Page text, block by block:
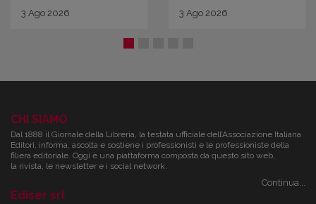
3 Ago 2026 3 Ago 2026
CHI SIAMO
Dal 1888 il Giornale della Libreria, la testata ufficiale dell’Associazione Italiana
Editori, informa, ascolta e sostiene i professionisti e le professioniste della
filiera editoriale. Oggi è una piattaforma composta da questo sito web,
la rivista, le newsletter e i social network.
Continua...
Ediser srl